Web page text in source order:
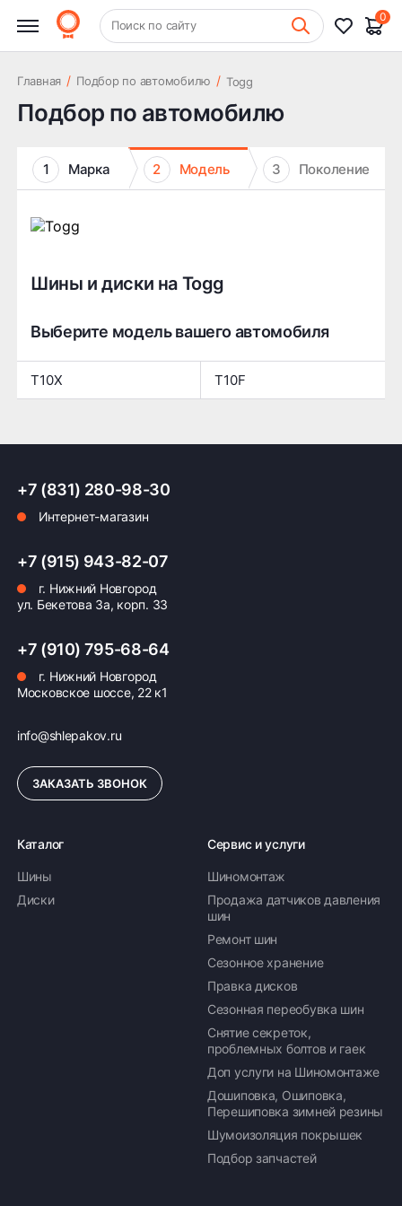
+7 (831) 261-35-35 Шиномонтаж
Поиск по сайту
0
Главная / Подбор по автомобилю / Togg
Подбор по автомобилю
1 Марка 2 Модель 3 Поколение
Шины и диски на Togg
Выберите модель вашего автомобиля
T10X T10F
+7 (831) 280-98-30
Интернет-магазин
+7 (915) 943-82-07
г. Нижний Новгород
ул. Бекетова 3а, корп. 33
+7 (910) 795-68-64
г. Нижний Новгород
Московское шоссе, 22 к1
info@shlepakov.ru
ЗАКАЗАТЬ ЗВОНОК
Каталог
Шины
Диски
Сервис и услуги
Шиномонтаж
Продажа датчиков давления
шин
Ремонт шин
Сезонное хранение
Правка дисков
Сезонная переобувка шин
Снятие секреток,
проблемных болтов и гаек
Доп услуги на Шиномонтаже
Дошиповка, Ошиповка,
Перешиповка зимней резины
Шумоизоляция покрышек
Подбор запчастей